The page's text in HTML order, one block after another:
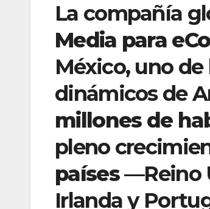
La compañía
Media para
México, uno
dinámicos de
millones de
pleno
países—Reino
Irlanda y